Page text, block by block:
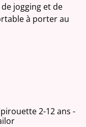
de jogging et de
à porter au
2-12 ans -